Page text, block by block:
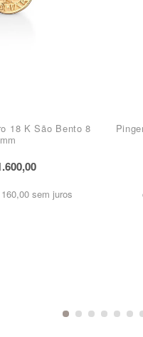
18 K São Bento 8
mm
sem juros